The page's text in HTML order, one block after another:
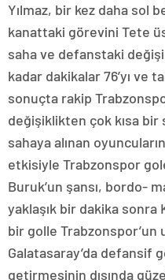
Yılmaz, bir kez daha sol
kanattaki görevini Tete
saha ve defanstaki
kadar dakikalar 76’yı ve
sonuçta rakip
değişiklikten çok kısa
sahaya alınan
etkisiyle Trabzonspor
Buruk’un şansı, bordo-
yaklaşık bir dakika
bir golle Trabzonspor’un
Galatasaray’da defansif
getirmesinin dışında